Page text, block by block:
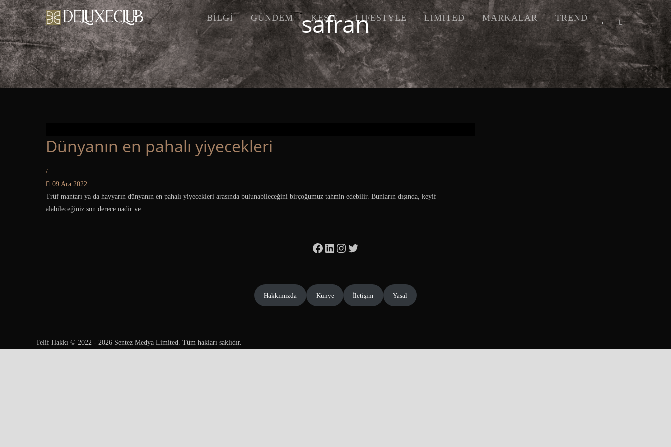
BİLGİ GÜNDEM KEŞİF LIFESTYLE LIMITED MARKALAR TREND
•
safran
Dünyanın en pahalı yiyecekleri
/
09 Ara 2022
Trüf mantarı ya da havyarın dünyanın en pahalı yiyecekleri arasında bulunabileceğini birçoğumuz tahmin edebilir. Bunların dışında, keyif
alabileceğiniz son derece nadir ve ...
Facebook
LinkedIn
Instagram
Twitter
Hakkımızda Künye İletişim Yasal
Telif Hakkı © 2022 - 2026 Sentez Medya Limited. Tüm hakları saklıdır.